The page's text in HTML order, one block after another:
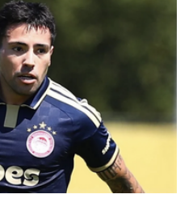
Κ20: Ο Κανοντζιάν
ρεκόρ και πρόκριση
τις 211
σε Ινφαντίνο
με τη